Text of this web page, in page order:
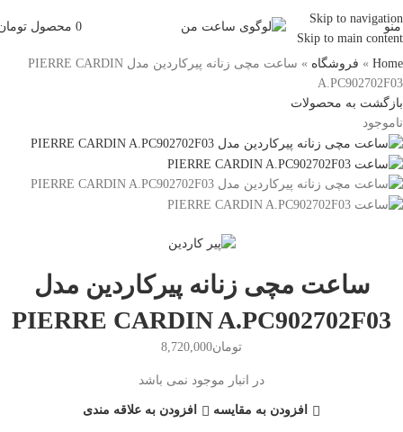
Skip to navigation
Skip to main content
منو 0 محصول
Home
» فروشگاه »
ساعت مچی زنانه پیرکاردین مدل PIERRE CARDIN
A.PC902702F03
بازگشت به محصولات
ناموجود
ساعت مچی زنانه پیرکاردین مدل
PIERRE CARDIN A.PC902702F03
تومان8,720,000
در انبار موجود نمی باشد
افزودن به مقایسه افزودن به علاقه مندی